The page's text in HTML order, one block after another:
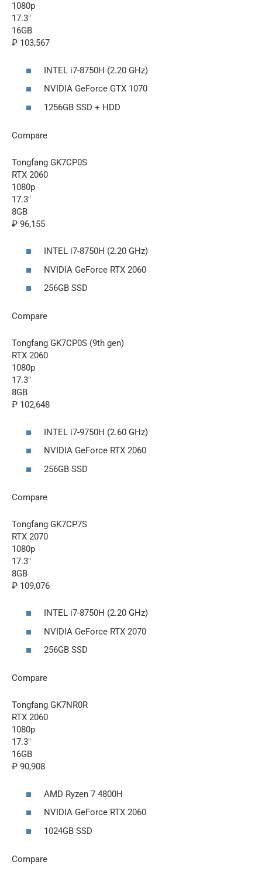
1080p
17.3″
16GB
₽ 103,567
INTEL i7-8750H (2.20 GHz)
NVIDIA GeForce GTX 1070
1256GB SSD + HDD
Compare
Tongfang GK7CP0S
RTX 2060
1080p
17.3″
8GB
₽ 96,155
INTEL i7-8750H (2.20 GHz)
NVIDIA GeForce RTX 2060
256GB SSD
Compare
Tongfang GK7CP0S (9th gen)
RTX 2060
1080p
17.3″
8GB
₽ 102,648
INTEL i7-9750H (2.60 GHz)
NVIDIA GeForce RTX 2060
256GB SSD
Compare
Tongfang GK7CP7S
RTX 2070
1080p
17.3″
8GB
₽ 109,076
INTEL i7-8750H (2.20 GHz)
NVIDIA GeForce RTX 2070
256GB SSD
Compare
Tongfang GK7NR0R
RTX 2060
1080p
17.3″
16GB
₽ 90,908
AMD Ryzen 7 4800H
NVIDIA GeForce RTX 2060
1024GB SSD
Compare